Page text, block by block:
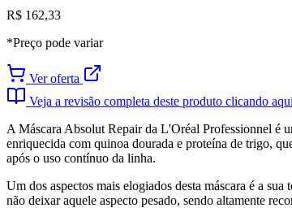
R$ 162,33
*Preço pode variar
Ver oferta
Veja a revisão completa deste produto clicando aqui
A Máscara Absolut Repair da L'Oréal Professionnel é
enriquecida com quinoa dourada e proteína de trigo,
após o uso contínuo da linha.
Um dos aspectos mais elogiados desta máscara é a
não deixar aquele aspecto pesado, sendo altamente